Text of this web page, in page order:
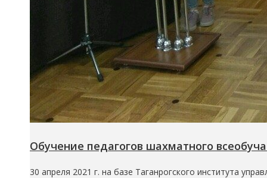
Обучение педагогов шахматного
30 апреля 2021 г. на базе Таганрогского института